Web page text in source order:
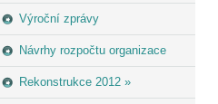
Výroční zprávy
Návrhy rozpočtu organizace
Rekonstrukce 2012 »